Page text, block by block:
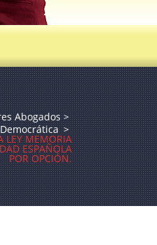
Abogados>
>
LEY MEMORIA
ESPAÑOLA
POR OPCIÓN.